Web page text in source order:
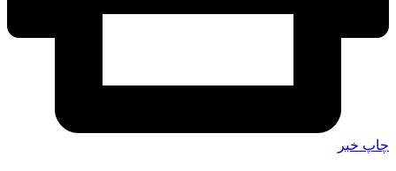
چاپ خبر